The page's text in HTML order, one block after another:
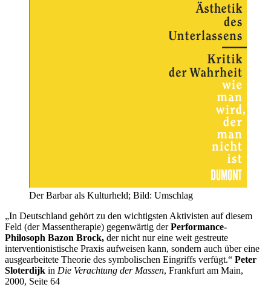
Der Barbar als Kulturheld; Bild: Umschlag
„In Deutschland gehört zu den wichtigsten Aktivisten auf diesem
Feld (der Massentherapie) gegenwärtig derPerformance-
Philosoph Bazon Brock, der nicht nur eine weit gestreute
interventionistische Praxis aufweisen kann, sondern auch über eine
ausgearbeitete Theorie des symbolischen Eingriffs verfügt.“ Peter
Sloterdijk in Die Verachtung der Massen, Frankfurt am Main,
2000, Seite 64